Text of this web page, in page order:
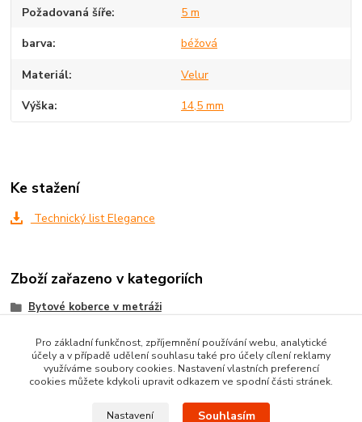
Požadovaná šíře 5 m
barva béžová
Materiál Velur
Výška 14,5 mm
Ke stažení
Technický list Elegance
Zboží zařazeno v kategoriích
Bytové koberce v metráži
VELUROVÉ koberce metráž
Pro základní funkčnost, zpříjemnění používání webu, analytické
účely a v případě udělení souhlasu také pro účely cílení reklamy
využíváme soubory cookies. Nastavení vlastních preferencí
cookies můžete kdykoli upravit odkazem ve spodní části stránek.
Nastavení Souhlasím